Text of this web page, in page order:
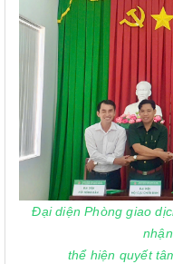
Đại diện Phòng giao
thể hiện quyết